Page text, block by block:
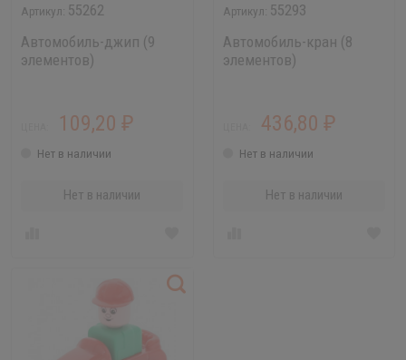
55262
Автомобиль-джип (9
элементов)
109,20 ₽
Нет в наличии
Нет в наличии
55293
Автомобиль-кран (8
элементов)
436,80 ₽
Нет в наличии
Нет в наличии